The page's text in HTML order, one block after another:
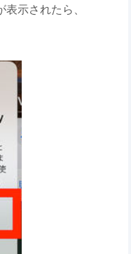
示されたら、